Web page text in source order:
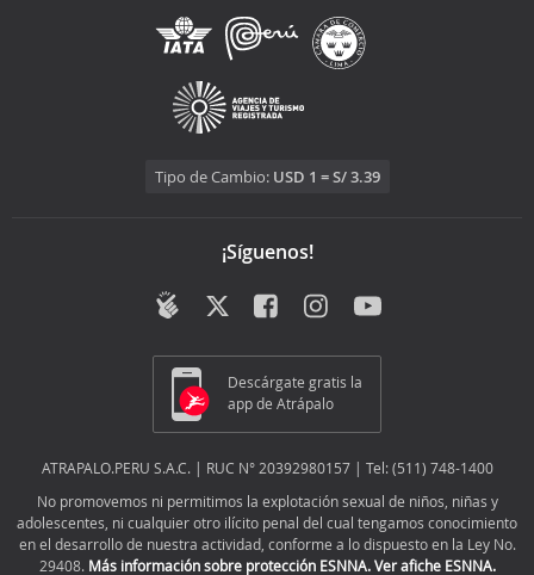
Tipo de Cambio: USD 1 = S/ 3.39
¡Síguenos!
Descárgate gratis la
app de Atrápalo
ATRAPALO.PERU S.A.C. | RUC N° 20392980157 | Tel: (511) 748-1400
No promovemos ni permitimos la explotación sexual de niños, niñas y
adolescentes, ni cualquier otro ilícito penal del cual tengamos conocimiento
en el desarrollo de nuestra actividad, conforme a lo dispuesto en la Ley No.
29408. Más información sobre protección ESNNA. Ver afiche ESNNA.